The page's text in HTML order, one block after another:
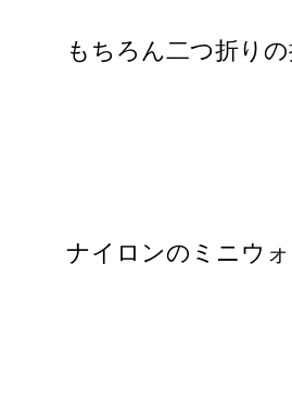
もちろん二つ折り
ナイロンのミニウ